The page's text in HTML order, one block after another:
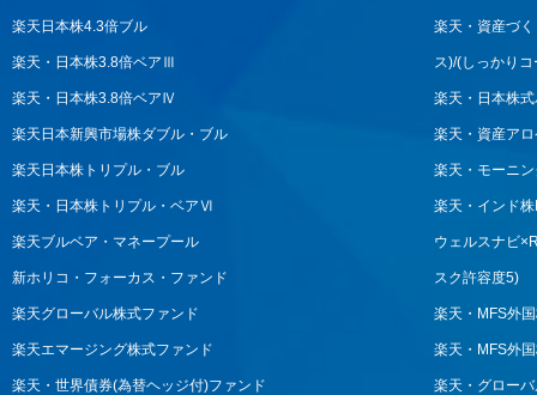
楽天日本株4.3倍ブル
楽天・日本株3.8倍ベアⅢ
楽天・日本株3.8倍ベアⅣ
楽天日本新興市場株ダブル・ブル
楽天日本株トリプル・ブル
楽天・日本株トリプル・ベアⅥ
楽天ブルベア・マネープール
新ホリコ・フォーカス・ファンド
楽天グローバル株式ファンド
楽天エマージング株式ファンド
楽天・世界債券(為替ヘッジ付)ファンド
楽天・資産づ
ス)/(しっかり
楽天・日本株
楽天・資産ア
楽天・モーニ
楽天・インド
ウェルスナビ
スク許容度5)
楽天・MFS外
楽天・MFS外
楽天・グロー